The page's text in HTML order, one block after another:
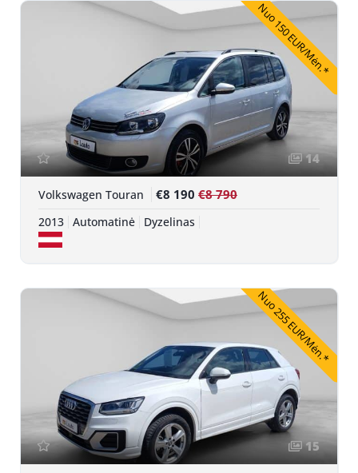
Nuo 150 EUR/Mėn.*
14
Volkswagen Touran €8 190 €8 790
2013 Automatinė Dyzelinas
Nuo 255 EUR/Mėn.*
15